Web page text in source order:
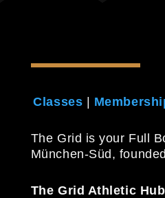
Classes |
The Grid is your Full
München-Süd,
The Grid Athletic